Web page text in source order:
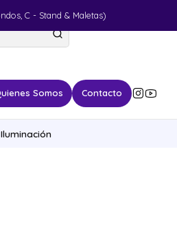
Somos Contacto
C - Stand & Maletas)